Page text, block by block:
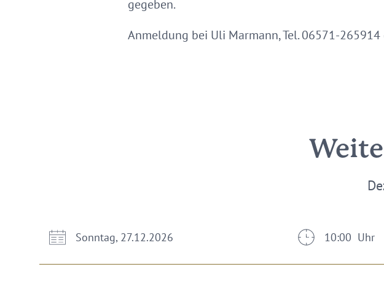
gegeben.
Anmeldung bei Uli Marmann, Tel. 06571-
Sonntag, 27.12.2026 10:00 Uhr